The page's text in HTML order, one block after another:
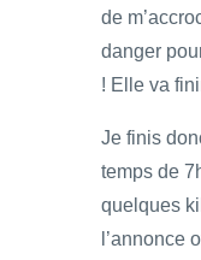
de
danger
! Elle va
Je finis
temps de
quelques
l’annonce